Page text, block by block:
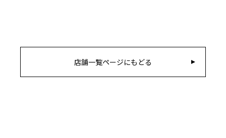
店舗一覧ページにもどる